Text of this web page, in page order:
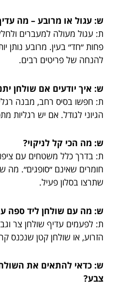
ש: עגול או מרובע – מה
ת: עגול מעולה למעברים
פחות ״חד״ בעין. מרובע נותן
להנחה של פריטים רבים.
ש: איך יודעים אם שולחן
ת: חפשו בסיס רחב, מבנה
הגיוני לגודל. אם יש רגליות
ש: מה הכי קל לניקוי?
ת: בדרך כלל משטחים עם
חומרים שאינם ״סופגים״.
שתרצו בסלון פעיל.
ש: מה עם שולחן ליד ספה
ת: לפעמים עדיף שולחן צר
הזרוע, או שולחן קטן שנכנס
ש: כדאי להתאים את
צבע?